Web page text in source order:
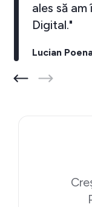
ales să
Digital."
Lucian